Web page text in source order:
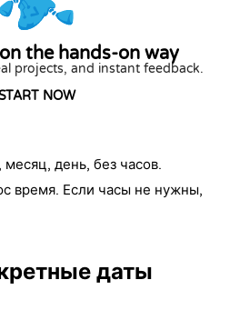
the hands-on way
projects, and instant feedback.
NOW
месяц, день, без часов.
время. Если часы не нужны,
даты